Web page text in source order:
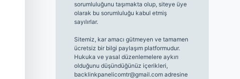
sorumluluğunu taşımakta olup, siteye üye
olarak bu sorumluluğu kabul etmiş
sayılırlar.
Sitemiz, kar amacı gütmeyen ve tamamen
ücretsiz bir bilgi paylaşım platformudur.
Hukuka ve yasal düzenlemelere aykırı
olduğunu düşündüğünüz içerikleri,
backlinkpanelicomtr@gmail.comadresine